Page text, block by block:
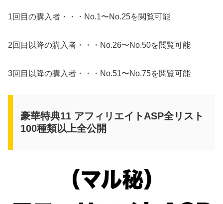
1回目の購入者・・・No.1〜No.25を閲覧可能
2回目以降の購入者・・・No.26〜No.50を閲覧可能
3回目以降の購入者・・・No.51〜No.75を閲覧可能
豪華特典11 アフィリエイトASP全リスト
100種類以上全公開